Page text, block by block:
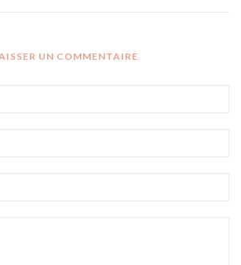
UN COMMENTAIRE